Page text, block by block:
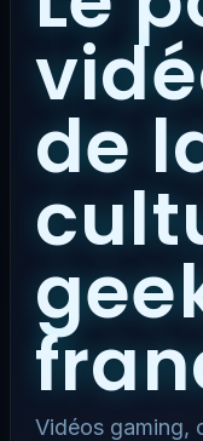
de
Vidéos gaming,